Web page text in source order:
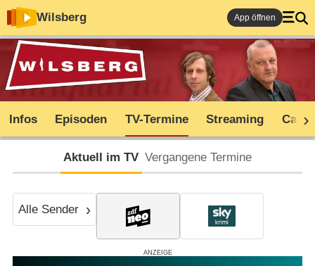
Wilsberg App öffnen
Infos Episoden TV-Termine Streaming Cast
Aktuell im TV Vergangene Termine
Alle Sender